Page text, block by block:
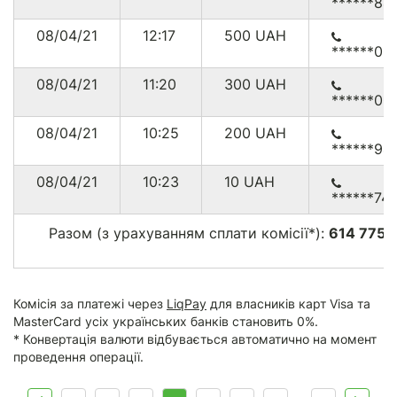
08/04/21
12:17 500 UAH
08/04/21
11:20 300 UAH
08/04/21
10:25 200 UAH
08/04/21
10:23 10 UAH
Разом (з урахуванням сплати комісії*): 614
Комісія за платежі через LiqPay для власників карт Visa та
MasterCard усіх українських банків становить 0%.
* Конвертація валюти відбувається автоматично на момент
проведення операції.